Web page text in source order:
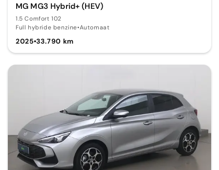
MG MG3 Hybrid+ (HEV)
1.5 Comfort 102
Full hybride benzine•Automaat
2025•33.790 km